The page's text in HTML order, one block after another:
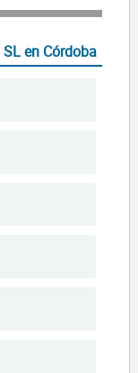
en Córdoba